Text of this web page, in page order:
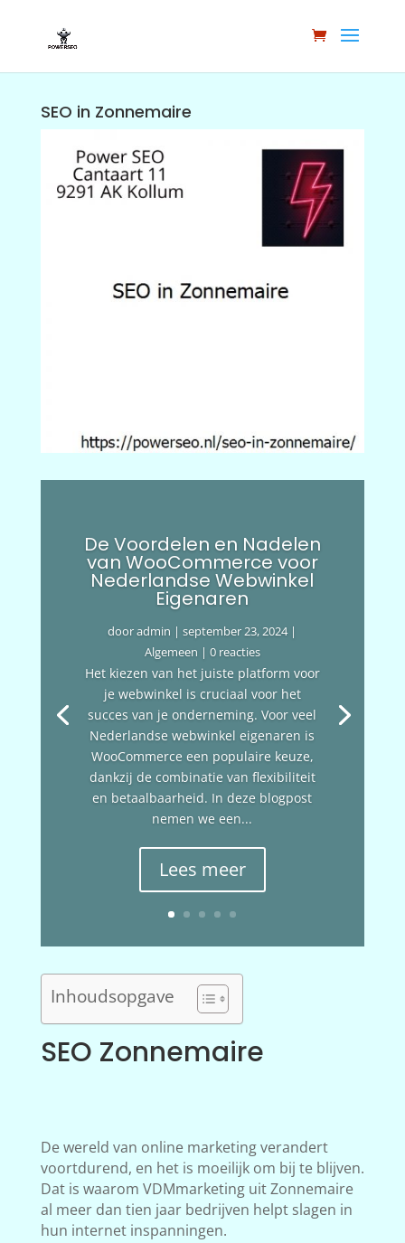
SEO in Zonnemaire
De Voordelen en Nadelen
van WooCommerce voor
Nederlandse Webwinkel
Eigenaren
dooradmin |september 23, 2024|
Algemeen | 0 reacties
Het kiezen van het juiste platform voor
je webwinkel is cruciaal voor het
succes van je onderneming. Voor veel
Nederlandse webwinkel eigenaren is
WooCommerce een populaire keuze,
dankzij de combinatie van flexibiliteit
en betaalbaarheid. In deze blogpost
nemen we een...
Lees meer
Inhoudsopgave
SEO Zonnemaire
De wereld van online marketing verandert
voortdurend, en het is moeilijk om bij te blijven.
Dat is waarom VDMmarketing uit Zonnemaire
al meer dan tien jaar bedrijven helpt slagen in
hun internet inspanningen.